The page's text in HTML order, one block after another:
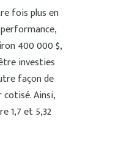
fois plus en
400 000 $,
investies
façon de
Ainsi,
1,7 et 5,32